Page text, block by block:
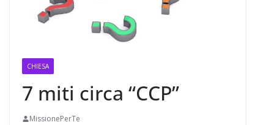
CHIESA
7 miti circa “CCP”
MissionePerTe